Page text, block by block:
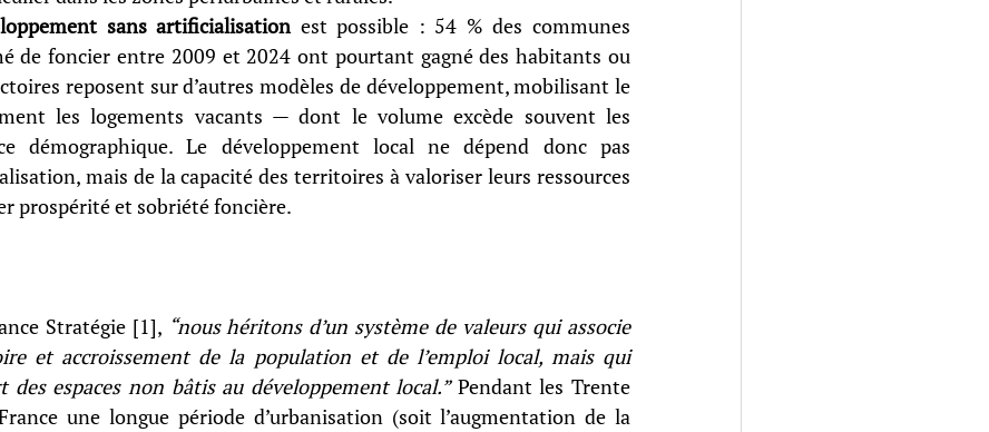
sans artificialisation est possible : 54 % des communes
de foncier entre 2009 et 2024 ont pourtant gagné des habitants ou
reposent sur d’autres modèles de développement, mobilisant le
les logements vacants — dont le volume excède souvent les
démographique. Le développement local ne dépend donc pas
mais de la capacité des territoires à valoriser leurs ressources
prospérité et sobriété foncière.
Stratégie [1], “nous héritons d’un système de valeurs qui associe
et accroissement de la population et de l’emploi local, mais qui
des espaces non bâtis au développement local.” Pendant les Trente
une longue période d’urbanisation (soit l’augmentation de la